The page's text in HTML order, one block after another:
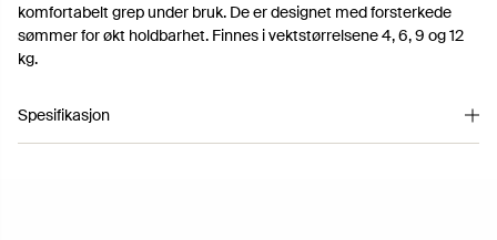
komfortabelt grep under bruk. De er designet med forsterkede
sømmer for økt holdbarhet. Finnes i vektstørrelsene 4, 6, 9 og 12
kg.
Spesifikasjon